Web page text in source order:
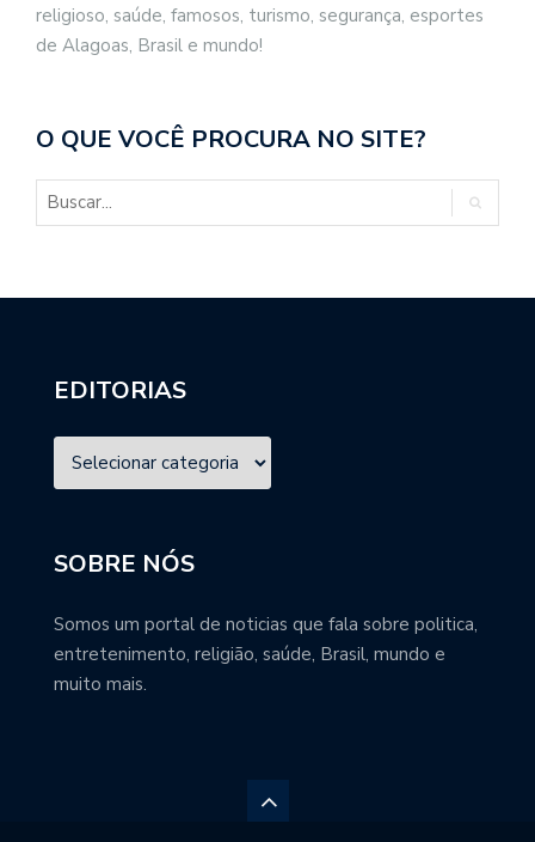
religioso, saúde, famosos, turismo, segurança, esportes
de Alagoas, Brasil e mundo!
O QUE VOCÊ PROCURA NO SITE?
EDITORIAS
SOBRE NÓS
Somos um portal de noticias que fala sobre politica,
entretenimento, religião, saúde, Brasil, mundo e
muito mais.